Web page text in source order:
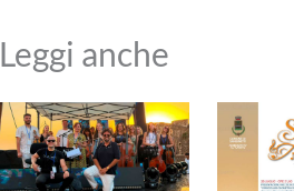
Leggi anche